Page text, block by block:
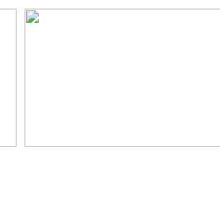
长？